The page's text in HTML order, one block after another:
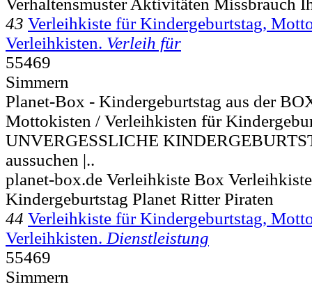
43 Verleihkiste für Kindergeburtstag,
Verleihkisten. Verleih für
55469
Simmern
Planet-Box - Kindergeburtstag aus der
Mottokisten / Verleihkisten für
UNVERGESSLICHE
aussuchen |..
planet-box.de Verleihkiste Box
Kindergeburtstag Planet Ritter Piraten
44 Verleihkiste für Kindergeburtstag,
Verleihkisten. Dienstleistung
55469
Simmern